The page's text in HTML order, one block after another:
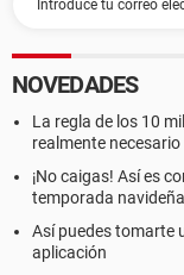
NOVEDADES
La regla de los 10
realmente
¡No caigas! Así es
temporada navideña
Así puedes tomarte
aplicación